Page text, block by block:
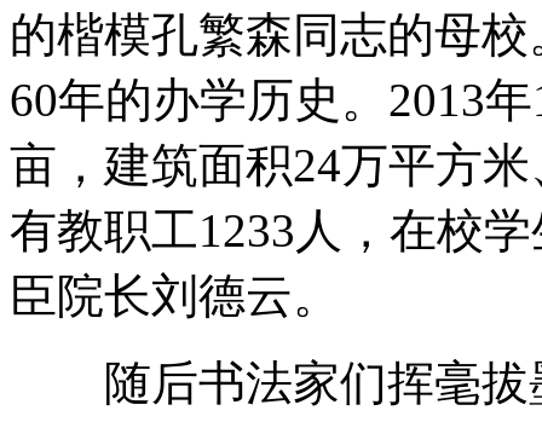
的楷模孔繁森同志的母
60年的办学历史。2013
亩，建筑面积24万平方
有教职工1233人，在校
臣院长刘德云。
随后书法家们挥毫拔